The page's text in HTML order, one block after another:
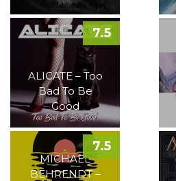
ALICATE – Too
Bad To Be
Good
7.5
MICHAEL
BEHRENDT –
7.5